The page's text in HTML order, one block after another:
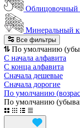
Облицовочный
Минеральный
Все фильтры
По умолчанию
С начала алфавита
С конца алфавита
Сначала дешевые
Сначала дорогие
По умолчанию
По умолчанию